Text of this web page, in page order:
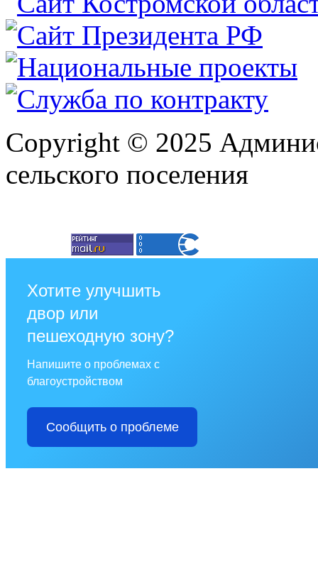
Copyright © 2025
сельского поселения
Хотите улучшить
двор или
пешеходную зону?
Напишите о проблемах с
благоустройством
Сообщить о проблеме